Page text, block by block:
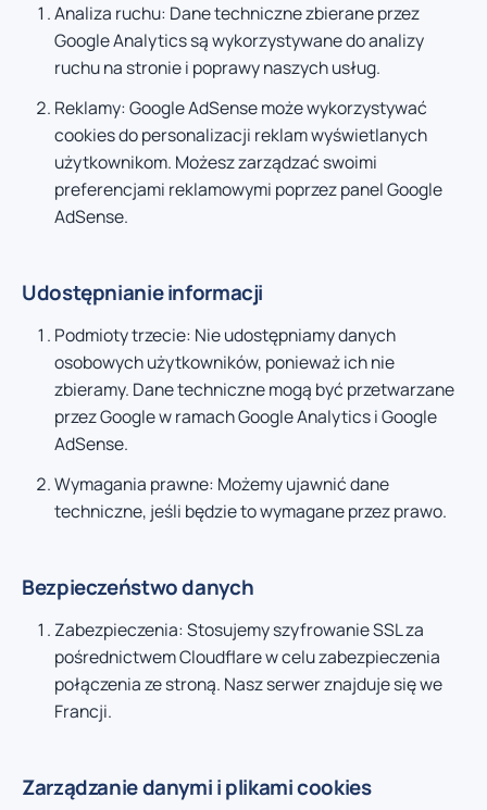
Analiza ruchu: Dane techniczne zbierane przez
Google Analytics są wykorzystywane do analizy
ruchu na stronie i poprawy naszych usług.
Reklamy: Google AdSense może wykorzystywać
cookies do personalizacji reklam wyświetlanych
użytkownikom. Możesz zarządzać swoimi
preferencjami reklamowymi poprzez panel Google
AdSense.
Udostępnianie informacji
Podmioty trzecie: Nie udostępniamy danych
osobowych użytkowników, ponieważ ich nie
zbieramy. Dane techniczne mogą być przetwarzane
przez Google w ramach Google Analytics i Google
AdSense.
Wymagania prawne: Możemy ujawnić dane
techniczne, jeśli będzie to wymagane przez prawo.
Bezpieczeństwo danych
Zabezpieczenia: Stosujemy szyfrowanie SSL za
pośrednictwem Cloudflare w celu zabezpieczenia
połączenia ze stroną. Nasz serwer znajduje się we
Francji.
Zarządzanie danymi i plikami cookies